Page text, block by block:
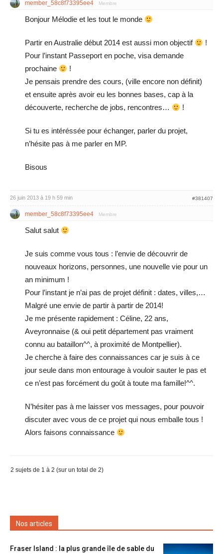
member_58c8f73395ee4 Membre
Bonjour Mélodie et les tout le monde
Partir en Australie début 2014 est aussi mon objectif
!
Pour l’instant Passeport en poche, visa demande
prochaine
!
Je pensais prendre des cours, (ville encore non définit)
et ensuite après avoir eu les bonnes bases, cap à la
découverte, recherche de jobs, rencontres…
!
Si tu es intéréssée pour échanger, parler du projet,
n’hésite pas à me parler en MP.
Bisous
26 juin 2013 à 19 h 59 min #381407
member_58c8f73395ee4 Membre
Salut salut
Je suis comme vous tous : l’envie de découvrir de
nouveaux horizons, personnes, une nouvelle vie pour un
an minimum !
Pour l’instant je n’ai pas de projet définit : dates, villes,…
Malgré une envie de partir à partir de 2014!
Je me présente rapidement : Céline, 22 ans,
Aveyronnaise (& oui petit département pas vraiment
connu au bataillon^^, à proximité de Montpellier).
Je cherche à faire des connaissances car je suis à ce
jour seule dans mon entourage à vouloir sauter le pas et
ce n’est pas forcément du goût à toute ma famille!^^.
N’hésiter pas à me laisser vos messages, pour pouvoir
discuter avec vous de ce projet qui nous emballe tous !
Alors faisons connaissance
2 sujets de 1 à 2 (sur un total de 2)
Nos articles
Fraser Island : la plus grande île de sable du